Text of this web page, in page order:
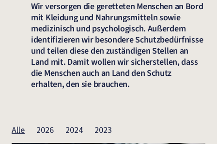
Wir versorgen die geretteten Menschen an Bord
mit Kleidung und Nahrungsmitteln sowie
medizinisch und psychologisch. Außerdem
identifizieren wir besondere Schutzbedürfnisse
und teilen diese den zuständigen Stellen an
Land mit. Damit wollen wir sicherstellen, dass
die Menschen auch an Land den Schutz
erhalten, den sie brauchen.
Alle 2026 2024 2023